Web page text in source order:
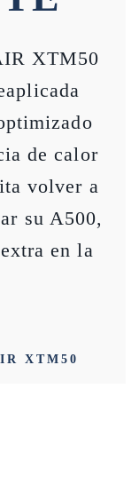
XTM50
de calor
volver a
su A500,
en la
XTM50